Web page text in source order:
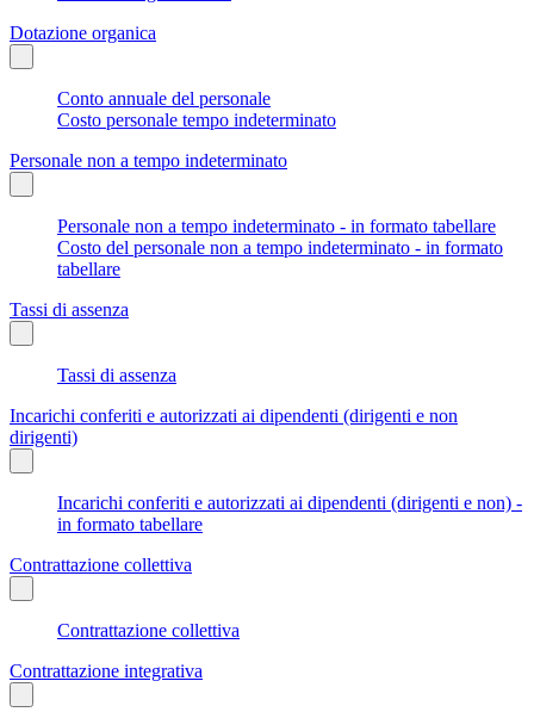
Dotazione organica
Conto annuale del personale
Costo personale tempo indeterminato
Personale non a tempo indeterminato
Personale non a tempo indeterminato - in formato tabellare
Costo del personale non a tempo indeterminato - in formato
tabellare
Tassi di assenza
Tassi di assenza
Incarichi conferiti e autorizzati ai dipendenti (dirigenti e non
dirigenti)
Incarichi conferiti e autorizzati ai dipendenti (dirigenti e non) -
in formato tabellare
Contrattazione collettiva
Contrattazione collettiva
Contrattazione integrativa